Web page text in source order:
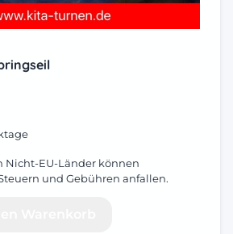
Nicht-EU-Länder können
und Gebühren anfallen.